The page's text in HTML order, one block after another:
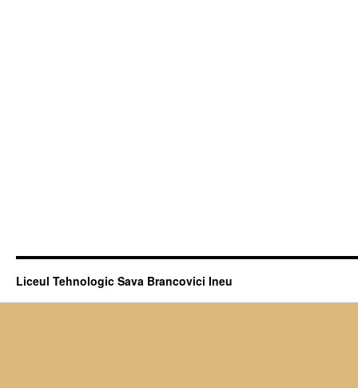
Liceul Tehnologic Sava Brancovici Ineu